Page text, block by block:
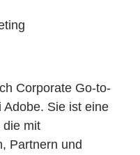
Corporate Go-to-
Sie ist eine
die mit
Partnern und